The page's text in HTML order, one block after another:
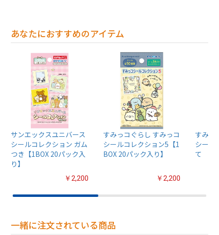
あなたにおすすめのアイテム
サンエックスユニバース
シールコレクション ガム
つき【1BOX 20パック入
り】
￥2,200
すみっコぐらし すみっコ
シールコレクション5【1
BOX 20パック入り】
￥2,200
すみっ
シール
て
一緒に注文されている商品